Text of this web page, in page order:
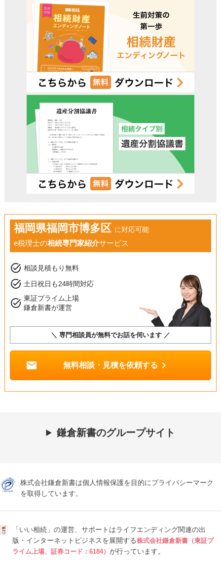
福岡県福岡市博多区 に対応可能
e税理士の相続専門家紹介サービス
task_alt 相談見積もり無料
task_alt 土日祝日も24時間対応
task_alt 東証プライム上場
鎌倉新書が運営
＼ 専門相談員が無料でお話を伺います ／
mail 無料相談・見積を依頼する chevron_right
鎌倉新書のグループサイト
株式会社鎌倉新書は個人情報保護を目的にプライバシーマーク
を取得しています。
「いい相続」の運営、サポートはライフエンディング関連の出
版・インターネットビジネスを展開する株式会社鎌倉新書（東証プ
ライム上場、証券コード：6184） が行っています。